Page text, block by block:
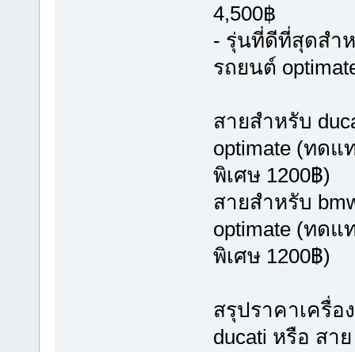
4,500฿
- รุ่นที่ดีที่สุดสำ
รถยนต์
สายสำหรับ
optimate (ทดแ
พิเศษ 1200฿)
สายสำหรับ
optimate (ทดแ
พิเศษ 1200฿)
สรุปราคาเครื่อ
ducati หรือ สา